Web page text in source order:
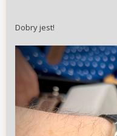
Dobry jest!